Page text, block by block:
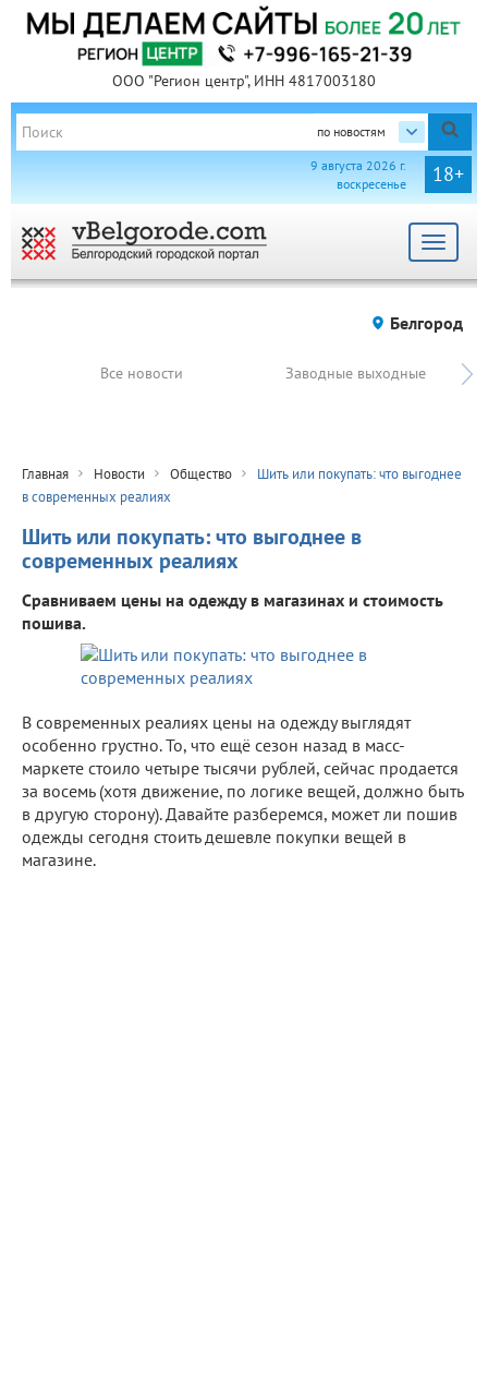
ООО "Регион центр", ИНН 4817003180
по новостям
18+
9 августа 2026 г.
воскресенье
Toggle
Белгород
Все новости Заводные выходные
Главная Новости Общество
Шить или покупать: что выгоднее
в современных реалиях
Шить или покупать: что выгоднее в
современных реалиях
Сравниваем цены на одежду в магазинах и стоимость
пошива.
В современных реалиях цены на одежду выглядят
особенно грустно. То, что ещё сезон назад в масс-
маркете стоило четыре тысячи рублей, сейчас продается
за восемь (хотя движение, по логике вещей, должно быть
в другую сторону). Давайте разберемся, может ли пошив
одежды сегодня стоить дешевле покупки вещей в
магазине.